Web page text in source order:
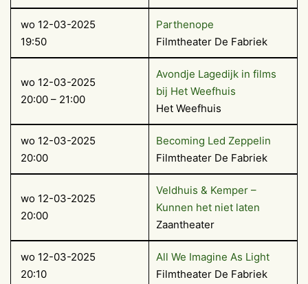
wo 12-03-2025
19:50
Parthenope
Filmtheater De Fabriek
wo 12-03-2025
20:00 – 21:00
Avondje Lagedijk in films
bij Het Weefhuis
Het Weefhuis
wo 12-03-2025
20:00
Becoming Led Zeppelin
Filmtheater De Fabriek
wo 12-03-2025
20:00
Veldhuis & Kemper –
Kunnen het niet laten
Zaantheater
wo 12-03-2025
20:10
All We Imagine As Light
Filmtheater De Fabriek